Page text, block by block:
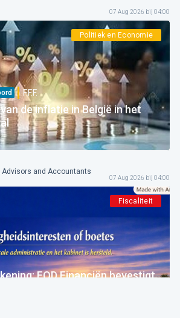
07 Aug 2026 bij 04:00
Politiek en Economie
F.F.F.
de inflatie in België in het
Advisors and Accountants
07 Aug 2026 bij 04:00
Fiscaliteit
FOD Financiën bevestigt